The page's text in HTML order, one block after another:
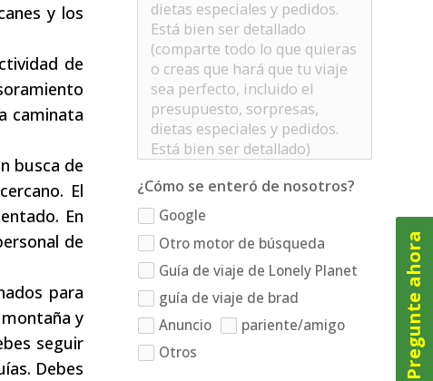
y los
de
caminata
busca de
El
En
de
para
y
seguir
Debes
¿Cómo se enteró de nosotros?
Google
Otro motor de búsqueda
Guía de viaje de Lonely Planet
guía de viaje de brad
Anuncio
pariente/amigo
Otros
Pregunte ahora